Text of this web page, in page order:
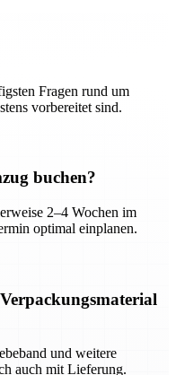
Fragen rund um
vorbereitet sind.
buchen?
2–4 Wochen im
optimal einplanen.
und weitere
auch mit Lieferung.